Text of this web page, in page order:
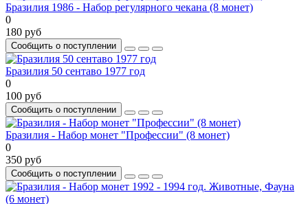
Бразилия 1986 - Набор регулярного чекана (8 монет)
0
180 руб
Сообщить о поступлении
Бразилия 50 сентаво 1977 год
0
100 руб
Сообщить о поступлении
Бразилия - Набор монет "Профессии" (8 монет)
0
350 руб
Сообщить о поступлении